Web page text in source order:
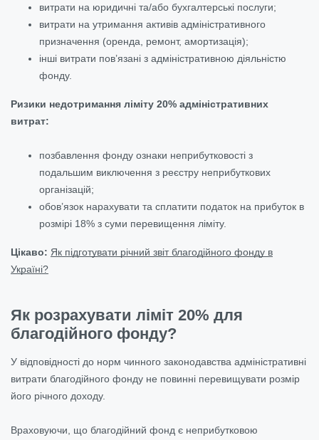
витрати на юридичні та/або бухгалтерські послуги;
витрати на утримання активів адміністративного
призначення (оренда, ремонт, амортизація);
інші витрати пов’язані з адміністративною діяльністю
фонду.
Ризики недотримання ліміту 20% адміністративних
витрат:
позбавлення фонду ознаки неприбутковості з
подальшим виключення з реєстру неприбуткових
організацій;
обов’язок нарахувати та сплатити податок на прибуток в
розмірі 18% з суми перевищення ліміту.
Цікаво: Як підготувати річний звіт благодійного фонду в
Україні?
Як розрахувати ліміт 20% для
благодійного фонду?
У відповідності до норм чинного законодавства адміністративні
витрати благодійного фонду не повинні перевищувати розмір
його річного доходу.
Враховуючи, що благодійний фонд є неприбутковою